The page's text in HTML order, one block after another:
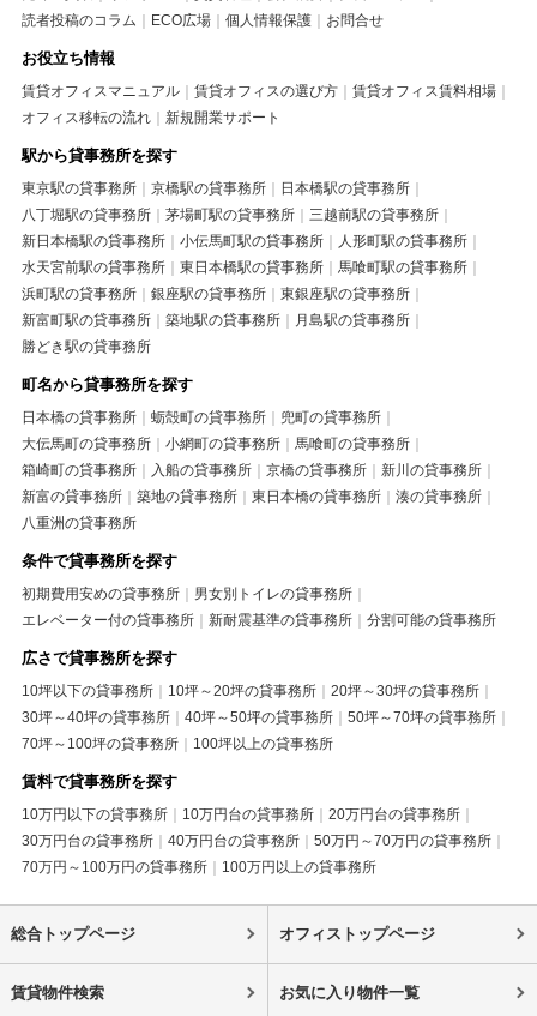
読者投稿のコラム
ECO広場 個人情報保護 お問合せ
お役立ち情報
賃貸オフィスマニュアル 賃貸オフィスの選び方
賃貸オフィス賃料相場
オフィス移転の流れ
新規開業サポート
駅から貸事務所を探す
東京駅の貸事務所 京橋駅の貸事務所
日本橋駅の貸事務所
八丁堀駅の貸事務所
茅場町駅の貸事務所
三越前駅の貸事務所
新日本橋駅の貸事務所
小伝馬町駅の貸事務所
人形町駅の貸事務所
水天宮前駅の貸事務所
東日本橋駅の貸事務所
馬喰町駅の貸事務所
浜町駅の貸事務所
銀座駅の貸事務所
東銀座駅の貸事務所
新富町駅の貸事務所
築地駅の貸事務所
月島駅の貸事務所
勝どき駅の貸事務所
町名から貸事務所を探す
日本橋の貸事務所 蛎殻町の貸事務所
兜町の貸事務所
大伝馬町の貸事務所
小網町の貸事務所
馬喰町の貸事務所
箱崎町の貸事務所
入船の貸事務所 京橋の貸事務所
新川の貸事務所
新富の貸事務所
築地の貸事務所 東日本橋の貸事務所
湊の貸事務所
八重洲の貸事務所
条件で貸事務所を探す
初期費用安めの貸事務所
男女別トイレの貸事務所
エレベーター付の貸事務所
新耐震基準の貸事務所 分割可能の貸事務所
広さで貸事務所を探す
10坪以下の貸事務所 10坪～20坪の貸事務所
20坪～30坪の貸事務所
30坪～40坪の貸事務所
40坪～50坪の貸事務所
50坪～70坪の貸事務所
70坪～100坪の貸事務所
100坪以上の貸事務所
賃料で貸事務所を探す
10万円以下の貸事務所 10万円台の貸事務所
20万円台の貸事務所
30万円台の貸事務所
40万円台の貸事務所
50万円～70万円の貸事務所
70万円～100万円の貸事務所
100万円以上の貸事務所
総合トップページ オフィストップページ
賃貸物件検索 お気に入り物件一覧